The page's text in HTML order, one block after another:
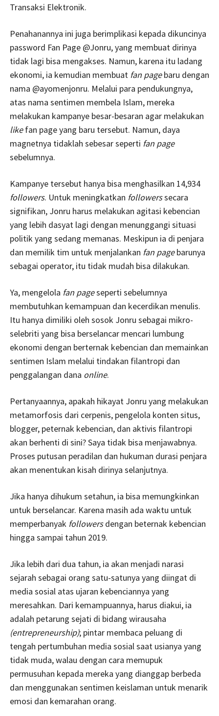
Transaksi Elektronik.
Penahanannya ini juga berimplikasi kepada dikuncinya
password Fan Page @Jonru, yang membuat dirinya
tidak lagi bisa mengakses. Namun, karena itu ladang
ekonomi, ia kemudian membuat fan pagebaru dengan
nama @ayomenjonru. Melalui para pendukungnya,
atas nama sentimen membela Islam, mereka
melakukan kampanye besar-besaran agar melakukan
likefan page yang baru tersebut. Namun, daya
magnetnya tidaklah sebesar seperti fan page
sebelumnya.
Kampanye tersebut hanya bisa menghasilkan 14,934
followers. Untuk meningkatkan followerssecara
signifikan, Jonru harus melakukan agitasi kebencian
yang lebih dasyat lagi dengan menunggangi situasi
politik yang sedang memanas. Meskipun ia di penjara
dan memilik tim untuk menjalankan fan pagebarunya
sebagai operator, itu tidak mudah bisa dilakukan.
Ya, mengelola fan pageseperti sebelumnya
membutuhkan kemampuan dan kecerdikan menulis.
Itu hanya dimiliki oleh sosok Jonru sebagai mikro-
selebriti yang bisa berselancar mencari lumbung
ekonomi dengan berternak kebencian dan memainkan
sentimen Islam melalui tindakan filantropi dan
penggalangan dana online.
Pertanyaannya, apakah hikayat Jonru yang melakukan
metamorfosis dari cerpenis, pengelola konten situs,
blogger, peternak kebencian, dan aktivis filantropi
akan berhenti di sini? Saya tidak bisa menjawabnya.
Proses putusan peradilan dan hukuman durasi penjara
akan menentukan kisah dirinya selanjutnya.
Jika hanya dihukum setahun, ia bisa memungkinkan
untuk berselancar. Karena masih ada waktu untuk
memperbanyak followersdengan beternak kebencian
hingga sampai tahun 2019.
Jika lebih dari dua tahun, ia akan menjadi narasi
sejarah sebagai orang satu-satunya yang diingat di
media sosial atas ujaran kebenciannya yang
meresahkan. Dari kemampuannya, harus diakui, ia
adalah petarung sejati di bidang wirausaha
(entrepreneurship); pintar membaca peluang di
tengah pertumbuhan media sosial saat usianya yang
tidak muda, walau dengan cara memupuk
permusuhan kepada mereka yang dianggap berbeda
dan menggunakan sentimen keislaman untuk menarik
emosi dan kemarahan orang.